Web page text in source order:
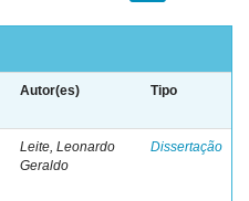
Autor(es) Tipo
Leite, Leonardo
Geraldo
Dissertação